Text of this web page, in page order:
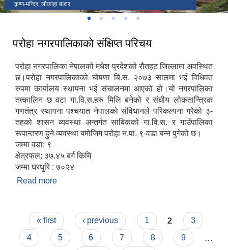
कृष्ण-मन्दिर, लौकाहा बजार
लौकाहा -मेला ,लौकाहा बजार
परोहा न.पा. वार्ड नं. -२ मा अवस्थित जामे मस्जिद
राम मन्दिर,रामपुर-खाप
शिव-पार्वति मन्दिर, खाप
परोहा नगरपालिकाको संक्षिप्त परिचय
परोहा नगरपालिका नेपालको मधेश प्रदेशको रौतहट जिल्लामा अवस्थित
छ।परोहा नगरपालिकाको घोषणा बि.स. २०७३ सालमा भई विधिवत
रुपमा कार्यालय स्थापना भई संचालनमा आएको हो।यो नगरपालिका
तत्कालिन छ वटा गा.वि.स.हरु मिलि बनेको र संघीय लोकतान्त्रिक
गणतंत्र स्थापना पश्चयात नेपालको संविधानले परिकल्पना गरेको ३-
तहको शासन व्यवस्था अन्तर्गत साबिकको गा.वि.स. र गाउँपालिका
रूपान्तरण हुने व्यवस्था बमोजिम परोहा न.पा. ९-वडा बन्न पुगेको छ।
जम्मा वडा: ९
क्षेत्रफल: ३७.४५ बर्ग किमि
जम्मा घरधुरि : ७०२४
Read more
Pages
« first ‹ previous 1 2
3
4
5 6 7 8 9
…